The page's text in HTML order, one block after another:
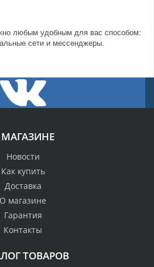
любым удобным для вас способом:
сети и мессенджеры.
Новости
Как купить
Доставка
О магазине
Гарантия
Контакты
ТОВАРОВ